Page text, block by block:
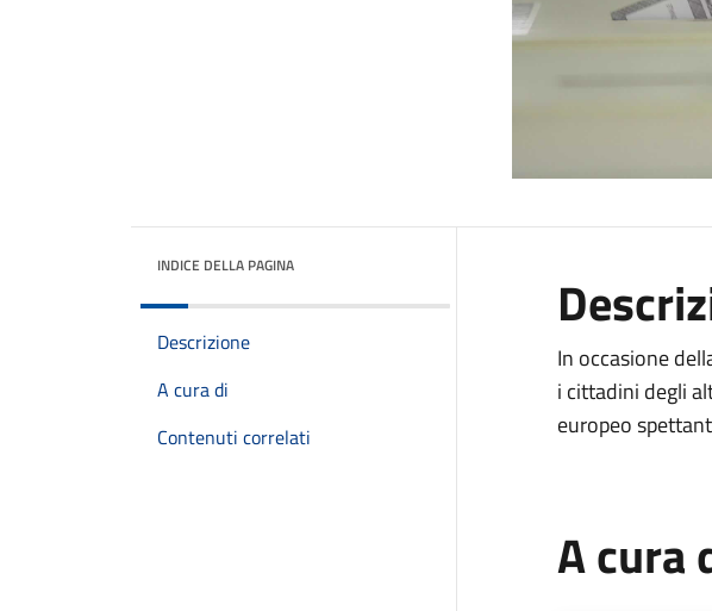
INDICE DELLA PAGINA
Descrizione
A cura di
Contenuti correlati
In occasione
i cittadini degli
europeo
A cura